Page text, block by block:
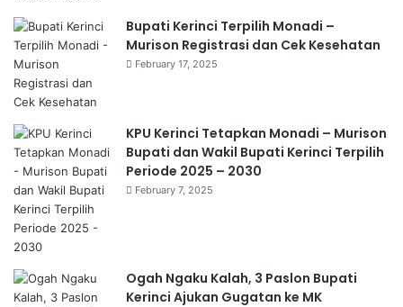
Bupati Kerinci Terpilih Monadi –
Murison Registrasi dan Cek Kesehatan
February 17, 2025
KPU Kerinci Tetapkan Monadi – Murison
Bupati dan Wakil Bupati Kerinci Terpilih
Periode 2025 – 2030
February 7, 2025
Ogah Ngaku Kalah, 3 Paslon Bupati
Kerinci Ajukan Gugatan ke MK